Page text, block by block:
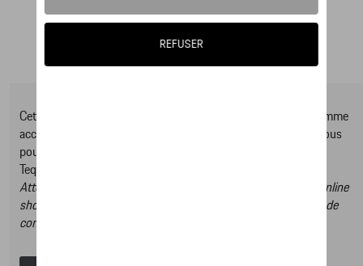
Cet online shop vous présente une sélection d’articles de la gamme
accessoires Tequipment, pour découvrir la gamme complète vous
pouvez consulter notre Moteur de recherche d’accessoires
Tequipment.
Attention, en cliquant sur le lien du catalogue vous sortez du online
shop et dans ce catalogue vous n’aurez donc pas la possibilité de
commander des articles en ligne.